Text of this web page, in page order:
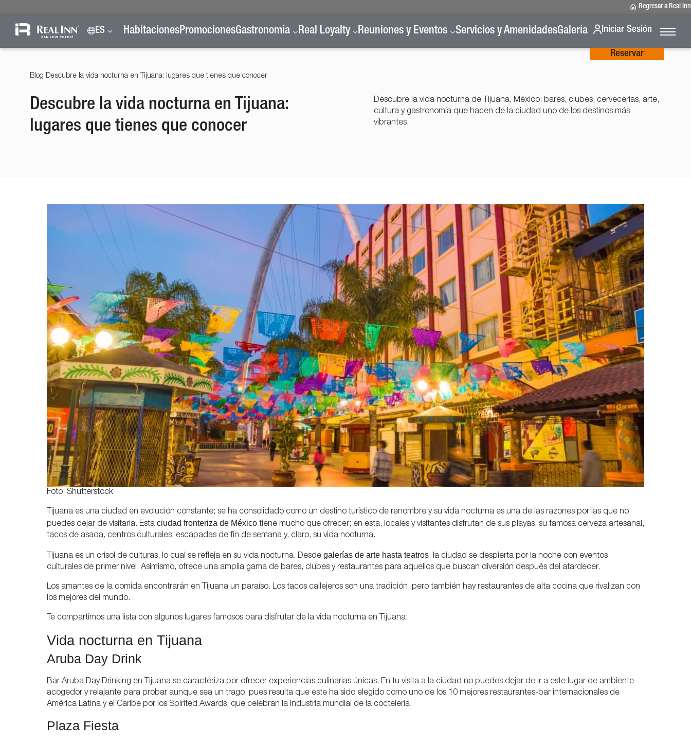
Regresar a Real Inn
ES HabitacionesPromocionesGastronomía Real Loyalty Reuniones y Eventos Servicios y AmenidadesGalería Iniciar Sesión
Reservar
Blog Descubre la vida nocturna en Tijuana: lugares que tienes que conocer
Descubre la vida nocturna en Tijuana:
lugares que tienes que conocer
Descubre la vida nocturna de Tijuana, México: bares, clubes, cervecerías, arte,
cultura y gastronomía que hacen de la ciudad uno de los destinos más
vibrantes.
Foto: Shutterstock
Tijuana es una ciudad en evolución constante; se ha consolidado como un destino turístico de renombre y su vida nocturna es una de las razones por las que no
puedes dejar de visitarla. Esta ciudad fronteriza de Méxicotiene mucho que ofrecer; en esta, locales y visitantes disfrutan de sus playas, su famosa cerveza artesanal,
tacos de asada, centros culturales, escapadas de fin de semana y, claro, su vida nocturna.
Tijuana es un crisol de culturas, lo cual se refleja en su vida nocturna. Desde galerías de arte hasta teatros, la ciudad se despierta por la noche con eventos
culturales de primer nivel. Asimismo, ofrece una amplia gama de bares, clubes y restaurantes para aquellos que buscan diversión después del atardecer.
Los amantes de la comida encontrarán en Tijuana un paraíso. Los tacos callejeros son una tradición, pero también hay restaurantes de alta cocina que rivalizan con
los mejores del mundo.
Te compartimos una lista con algunos lugares famosos para disfrutar de la vida nocturna en Tijuana:
Vida nocturna en Tijuana
Aruba Day Drink
Bar Aruba Day Drinking en Tijuana se caracteriza por ofrecer experiencias culinarias únicas. En tu visita a la ciudad no puedes dejar de ir a este lugar de ambiente
acogedor y relajante para probar aunque sea un trago, pues resulta que este ha sido elegido como uno de los 10 mejores restaurantes-bar internacionales de
América Latina y el Caribe por los Spirited Awards, que celebran la industria mundial de la coctelería.
Plaza Fiesta